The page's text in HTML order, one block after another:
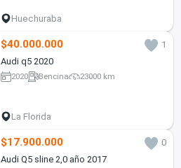
Huechuraba
$40.000.000
1
Audi q5 2020
2020 Bencina 23000 km
La Florida
$17.900.000
0
Audi Q5 sline 2,0 año 2017